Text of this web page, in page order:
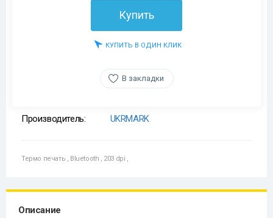
Купить
КУПИТЬ В ОДИН КЛИК
В закладки
Производитель: UKRMARK
Термо печать , Bluetooth , 203 dpi ,
Описание